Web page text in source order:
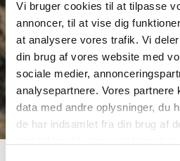
Vi bruger cookies til at tilpasse
annoncer, til at vise dig
at analysere vores trafik. Vi
din brug af vores website med
sociale medier,
analysepartnere. Vores partnere
data med andre oplysninger, du
de har indsamlet fra din brug af